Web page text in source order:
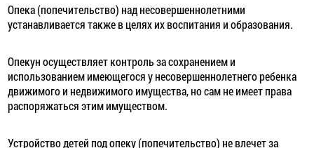
Опека (попечительство) над несовершеннолетними
устанавливается также в целях их воспитания и образования.
Опекун осуществляет контроль за сохранением и
использованием имеющегося у несовершеннолетнего ребенка
движимого и недвижимого имущества, но сам не имеет права
распоряжаться этим имуществом.
Устройство детей под опеку (попечительство) не влечет за